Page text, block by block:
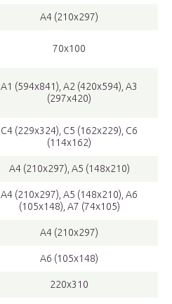
А4 (210х297)
70х100
А1 (594х841), А2 (420х594), А3
(297х420)
С4 (229х324), С5 (162х229), С6
(114х162)
А4 (210х297), А5 (148х210)
А4 (210х297), А5 (148х210), А6
(105х148), А7 (74х105)
А4 (210х297)
А6 (105х148)
220х310